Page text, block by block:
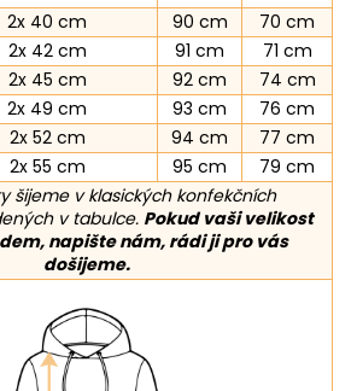
2x 40 cm 90 cm
70 cm
2x 42 cm 91 cm
71 cm
2x 45 cm 92 cm
74 cm
2x 49 cm 93 cm
76 cm
2x 52 cm 94 cm
77 cm
2x 55 cm 95 cm
79 cm
šijeme v klasických konfekčních
v tabulce. Pokud vaši velikost
napište nám, rádi ji pro vás
došijeme.